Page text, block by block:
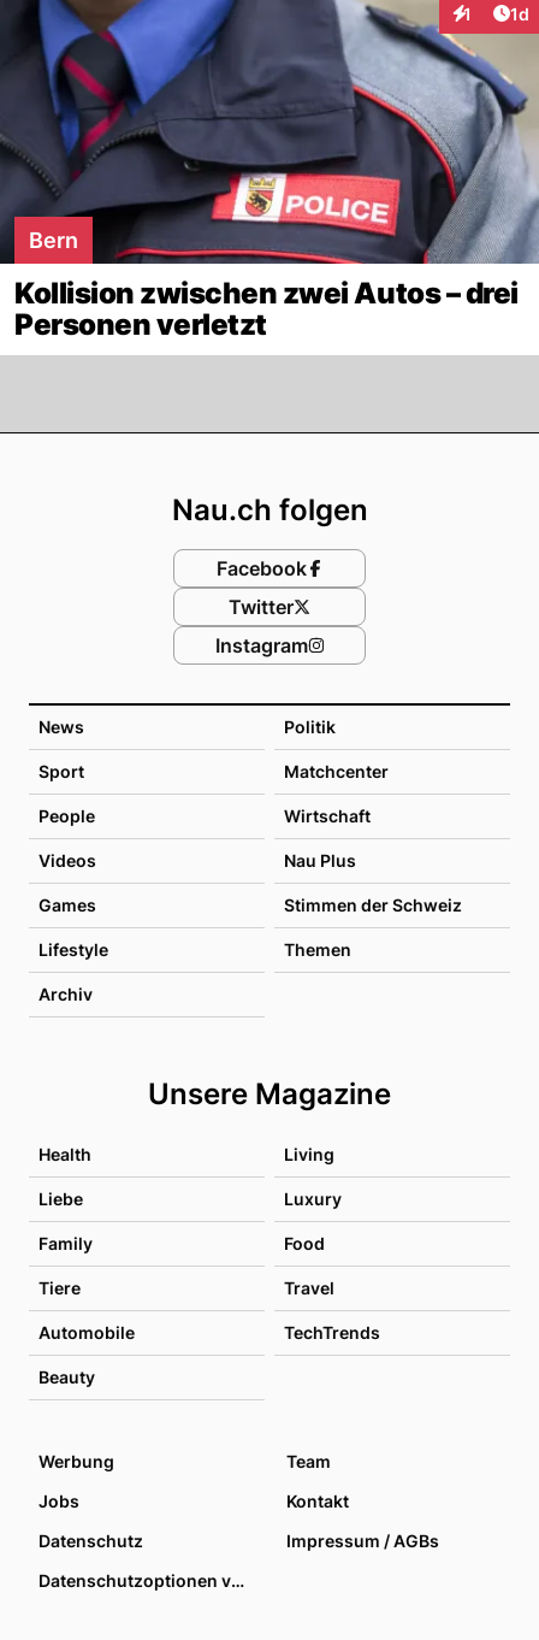
1 1d
Bern
Kollision zwischen zwei Autos – drei
Personen verletzt
News Politik
Sport Matchcenter
People Wirtschaft
Videos Nau Plus
Games Stimmen der Schweiz
Lifestyle Themen
Archiv
Unsere Magazine
Health Living
Liebe Luxury
Family Food
Tiere Travel
Automobile TechTrends
Beauty
Nau.ch folgen
Facebook
Twitter
Instagram
Werbung
Team
Jobs
Kontakt
Datenschutz
Impressum / AGBs
Datenschutzoptionen verwalten